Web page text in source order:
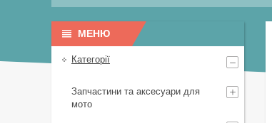
Категорії
Запчастини та аксесуари для
мото